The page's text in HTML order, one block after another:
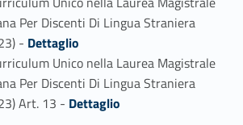
Per Discenti Di Lingua Straniera
- Link identifier #identifier_person_26231-2
Dettaglio
Unico nella Laurea Magistrale
Per Discenti Di Lingua Straniera
Art. 13 - Link identifier #identifier_person_162326-3
Dettaglio